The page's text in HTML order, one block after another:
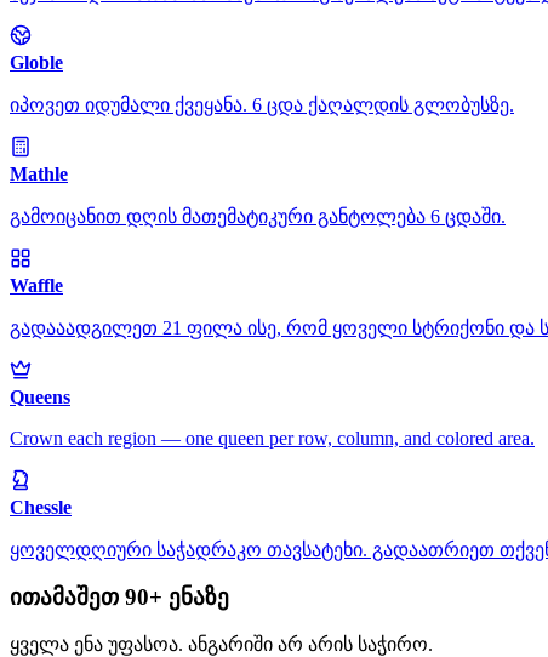
Globle
იპოვეთ იდუმალი ქვეყანა. 6 ცდა ქაღალდის გლობუსზე.
Mathle
გამოიცანით დღის მათემატიკური განტოლება 6 ცდაში.
Waffle
გადააადგილეთ 21 ფილა ისე, რომ ყოველი სტრიქონი და
Queens
Crown each region — one queen per row, column, and colored area.
Chessle
ყოველდღიური საჭადრაკო თავსატეხი. გადაათრიეთ
ითამაშეთ 90+ ენაზე
ყველა ენა უფასოა. ანგარიში არ არის საჭირო.